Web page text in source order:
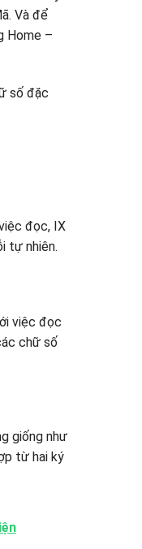
Và để
Home –
số đặc
đọc, IX
tự nhiên.
việc đọc
chữ số
giống như
từ hai ký